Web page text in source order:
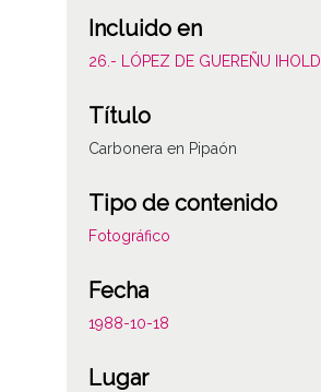
Incluido en
26.- LÓPEZ DE GUEREÑU IHOLDI
Título
Carbonera en Pipaón
Tipo de contenido
Fotográfico
Fecha
1988-10-18
Lugar